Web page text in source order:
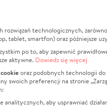
Informacje
Jak to działa?
Regulamin
Polityka Prywatności
rozwiązań technologicznych,
tablet, smartfon) oraz późniejsze
po to, aby zapewnić
aktywne. Dowiedz się więcej
oraz podobnych technologii
swoich preferencji na stronie
analitycznych, aby usprawniać